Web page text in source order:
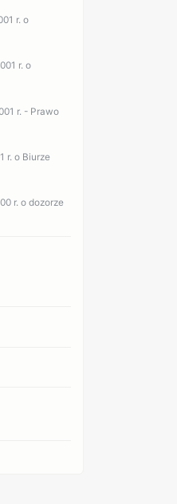
r. o
r. o
r. - Prawo
r. o Biurze
r. o dozorze